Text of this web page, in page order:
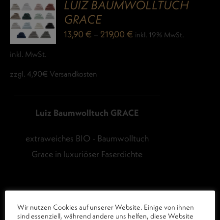
LUIZ BAUMWOLLTUCH
GRACE
13,90€ – 219,00€ inkl. 19% MwSt.
inkl. MwSt.
zzgl. 4,90€ Versandkosten
Luiz Baumwolltuch GRACE
extraweiches BIO - Baumwolltuch
Grace in luxuriöser Faserdichte
Wir nutzen Cookies auf unserer Website. Einige von ihnen
sind essenziell, während andere uns helfen, diese Website